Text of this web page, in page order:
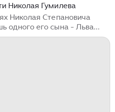
Николая Гумилева
Николая Степановича
одного его сына - Льва
в браке с Анной